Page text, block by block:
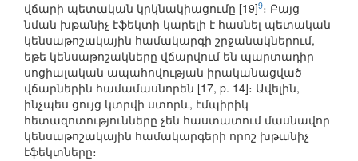
վճարի պետական կրկնակիացումը [19]9։ Բայց
նման խթանիչ էֆեկտի կարելի է հասնել պետական
կենսաթոշակային համակարգի շրջանակներում,
եթե կենսաթոշակները վճարվում են պարտադիր
սոցիալական ապահովության իրականացված
վճարներին համամասնորեն [17, p. 14]։ Ավելին,
ինչպես ցույց կտրվի ստորև, էմպիրիկ
հետազոտությունները չեն հաստատում մասնավոր
կենսաթոշակային համակարգերի որոշ խթանիչ
էֆեկտները։